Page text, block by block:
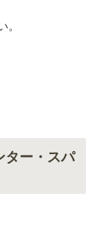
。
ター・スパ